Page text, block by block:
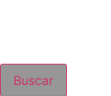
Buscar